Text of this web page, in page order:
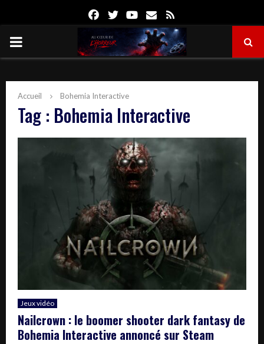
FacebookTwitterYoutube
Email
PRIMARY
Accueil Bohemia Interactive
Tag : Bohemia Interactive
Jeux vidéo
Nailcrown : le boomer shooter dark fantasy de
Bohemia Interactive annoncé sur Steam